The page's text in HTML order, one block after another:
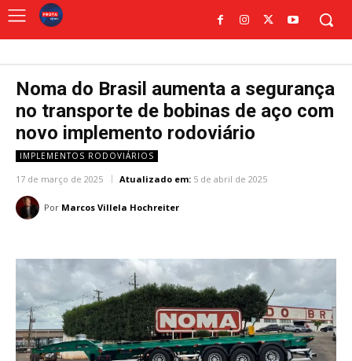
Noma do Brasil aumenta a segurança
no transporte de bobinas de aço com
novo implemento rodoviário
IMPLEMENTOS RODOVIÁRIOS
17 de março de 2025 Atualizado em: 5 de abril de 2025
Por Marcos Villela Hochreiter